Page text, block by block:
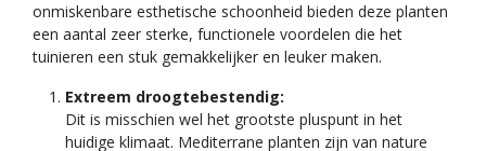
onmiskenbare esthetische schoonheid bieden deze planten
een aantal zeer sterke, functionele voordelen die het
tuinieren een stuk gemakkelijker en leuker maken.
Extreem droogtebestendig:
Dit is misschien wel het grootste pluspunt in het
huidige klimaat. Mediterrane planten zijn van nature